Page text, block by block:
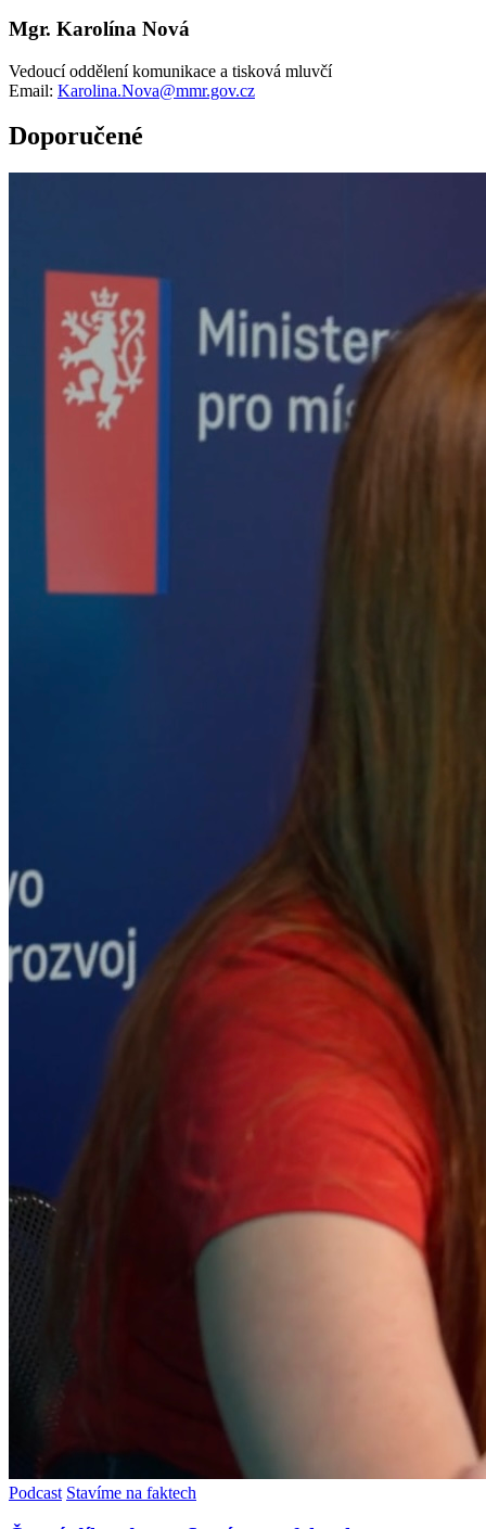
Mgr. Karolína Nová
Vedoucí oddělení komunikace a tisková mluvčí
Email: Karolina.Nova@mmr.gov.cz
Doporučené
Podcast Stavíme na faktech